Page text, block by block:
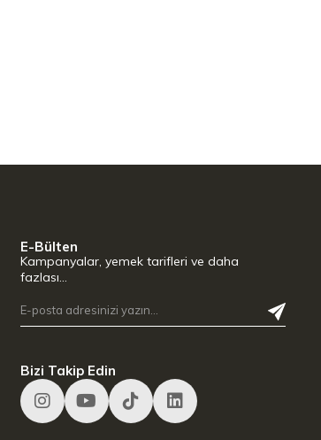
E-Bülten
Kampanyalar, yemek tarifleri ve daha
fazlası…
Bizi Takip Edin